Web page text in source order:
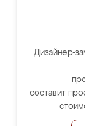
Дизайнер-
составит